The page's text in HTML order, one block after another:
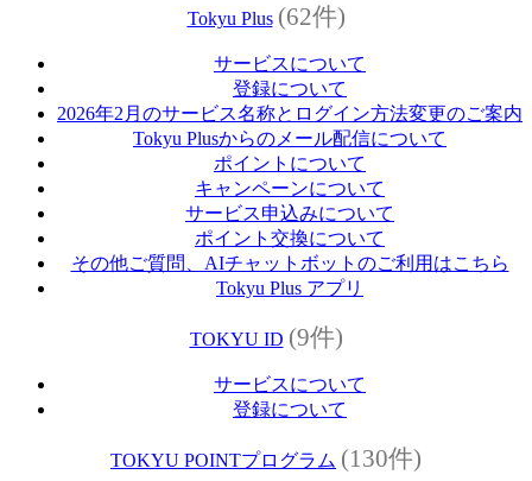
Tokyu Plus (62件)
サービスについて
登録について
2026年2月のサービス名称とログイン方法変更のご案内
Tokyu Plusからのメール配信について
ポイントについて
キャンペーンについて
サービス申込みについて
ポイント交換について
その他ご質問、AIチャットボットのご利用はこちら
Tokyu Plus アプリ
TOKYU ID (9件)
サービスについて
登録について
TOKYU POINTプログラム (130件)